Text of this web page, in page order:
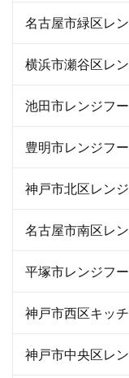
名古屋市緑区レ
横浜市瀬谷区レ
池田市レンジフ
豊明市レンジフ
神戸市北区レン
名古屋市南区レ
平塚市レンジフ
神戸市西区キッ
神戸市中央区レ